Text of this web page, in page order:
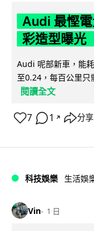
Audi 最慳
彩造型曝光
Audi 呢部新車，能
至0.24，每百公里
閱讀全文
7 1 ↗ 分享
科技娛樂 生活娛
Vin 1 日